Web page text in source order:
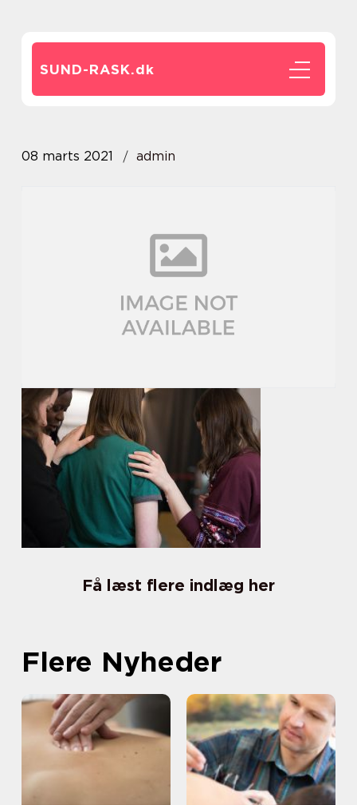
SUND-RASK.dk
08 marts 2021 admin
Få læst flere indlæg her
Flere Nyheder